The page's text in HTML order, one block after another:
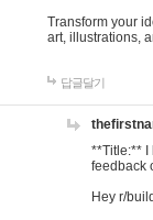
Transform your
art, illustrations,
답글달기
**Title:** I
feedback
Hey r/